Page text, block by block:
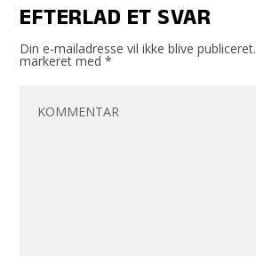
EFTERLAD ET SVAR
Din e-mailadresse vil ikke blive publiceret.
markeret med*